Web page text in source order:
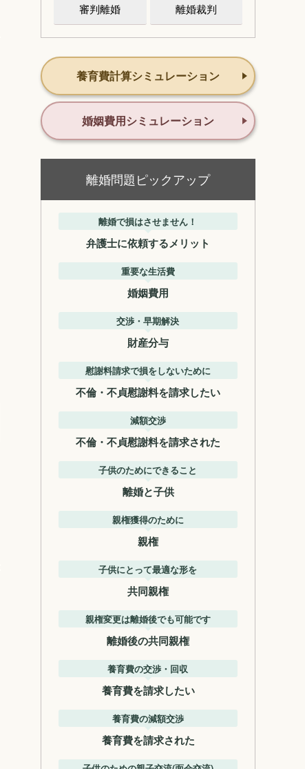
審判離婚 離婚裁判
養育費計算シミュレーション
婚姻費用シミュレーション
離婚問題ピックアップ
離婚で損はさせません！
弁護士に依頼するメリット
重要な生活費
婚姻費用
交渉・早期解決
財産分与
慰謝料請求で損をしないために
不倫・不貞慰謝料を請求したい
減額交渉
不倫・不貞慰謝料を請求された
子供のためにできること
離婚と子供
親権獲得のために
親権
子供にとって最適な形を
共同親権
親権変更は離婚後でも可能です
離婚後の共同親権
養育費の交渉・回収
養育費を請求したい
養育費の減額交渉
養育費を請求された